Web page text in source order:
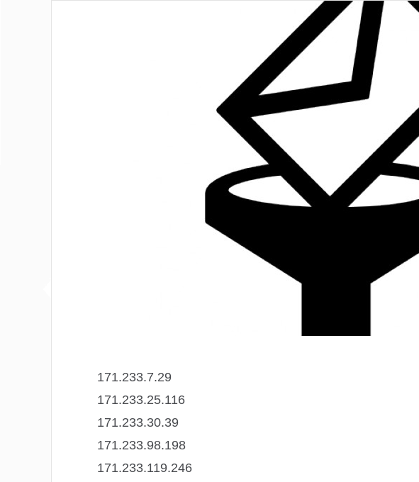
171.233.7.29
171.233.25.116
171.233.30.39
171.233.98.198
171.233.119.246